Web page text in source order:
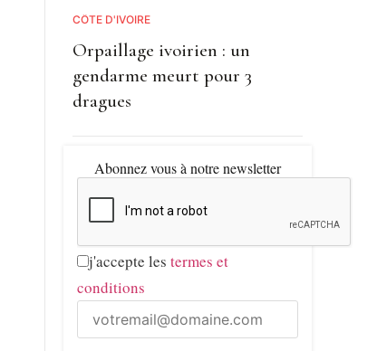
CÔTE D'IVOIRE
Orpaillage ivoirien : un
gendarme meurt pour 3
dragues
Abonnez vous à notre newsletter
j'accepte les termes et
conditions